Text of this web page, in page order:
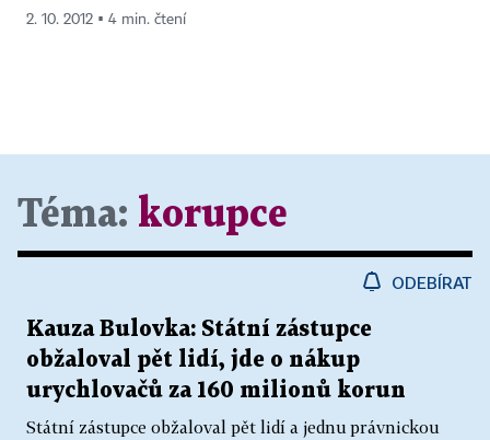
2. 10. 2012 ▪ 4 min. čtení
Téma: korupce
ODEBÍRAT
Kauza Bulovka: Státní zástupce
obžaloval pět lidí, jde o nákup
urychlovačů za 160 milionů korun
Státní zástupce obžaloval pět lidí a jednu právnickou